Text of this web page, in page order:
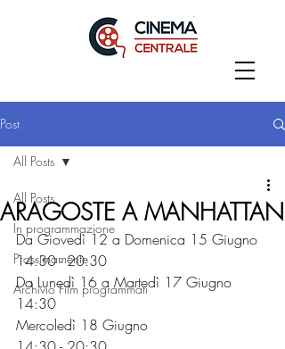
Post
All Posts
In programmazione
Prossimamente
Archivio Film programmati
All Posts
ARAGOSTE A MANHATTAN
Da Giovedì 12 a Domenica 15 Giugno
14:30 - 20:30
Da Lunedì 16 a Martedì 17 Giugno
14:30
Mercoledì 18 Giugno